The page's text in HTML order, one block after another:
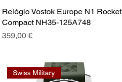
Relógio Vostok Europe N1 Rocket
Compact NH35-125A748
Preço
359,00 €
Swiss Military